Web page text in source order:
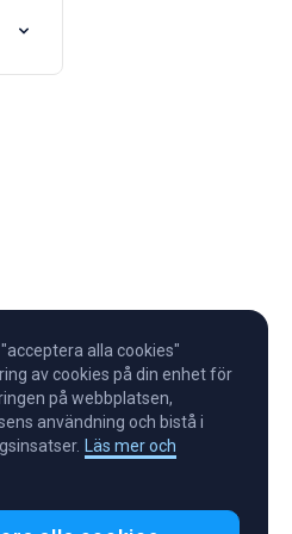
alla cookies"
av cookies på din enhet för
på webbplatsen,
användning och bistå i
Läs mer och